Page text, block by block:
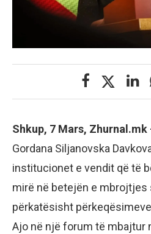
Shkup, 7 Mars, Zhurnal.mk
Gordana Siljanovska
institucionet e vendit që të
mirë në betejën e mbrojtjes
përkatësisht
Ajo në një forum të mbajtur